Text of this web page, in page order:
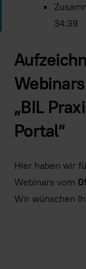
34:39
Webinars
„BIL
Portal“
Hier haben wir
Webinars vom
Wir wünschen